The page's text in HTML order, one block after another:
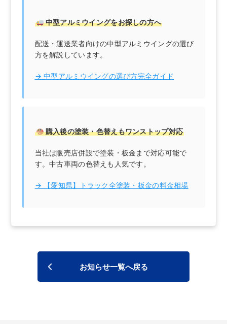
中型アルミウイングをお探しの方へ
配送・運送業者向けの中型アルミウイングの選び
方を解説しています。
→ 中型アルミウイングの選び方完全ガイド
購入後の塗装・色替えもワンストップ対応
当社は販売店併設で塗装・板金まで対応可能で
す。中古車両の色替えも人気です。
→ 【愛知県】トラック全塗装・板金の料金相場
お知らせ一覧へ戻る